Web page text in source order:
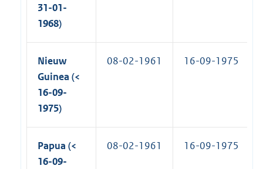
31-01-
1968)
Nieuw
Guinea (<
16-09-
1975)
08-02-1961 16-09-1975
Papua (<
16-09-
08-02-1961 16-09-1975